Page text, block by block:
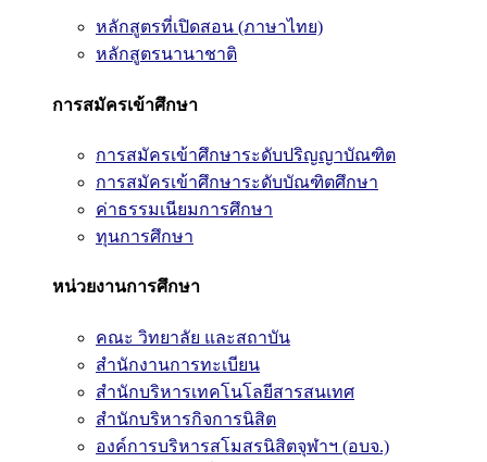
หลักสูตรที่เปิดสอน (ภาษาไทย)
หลักสูตรนานาชาติ
การสมัครเข้าศึกษา
การสมัครเข้าศึกษาระดับปริญญาบัณฑิต
การสมัครเข้าศึกษาระดับบัณฑิตศึกษา
ค่าธรรมเนียมการศึกษา
ทุนการศึกษา
หน่วยงานการศึกษา
คณะ วิทยาลัย และสถาบัน
สำนักงานการทะเบียน
สำนักบริหารเทคโนโลยีสารสนเทศ
สำนักบริหารกิจการนิสิต
องค์การบริหารสโมสรนิสิตจุฬาฯ (อบจ.)